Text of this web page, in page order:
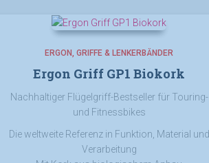
ERGON GRIFFE & LENKERBÄNDER
Ergon Griff GP1 Biokork
Nachhaltiger Flügelgriff-Bestseller für Touring-
und Fitnessbikes
Die weltweite Referenz in Funktion, Material und
Verarbeitung